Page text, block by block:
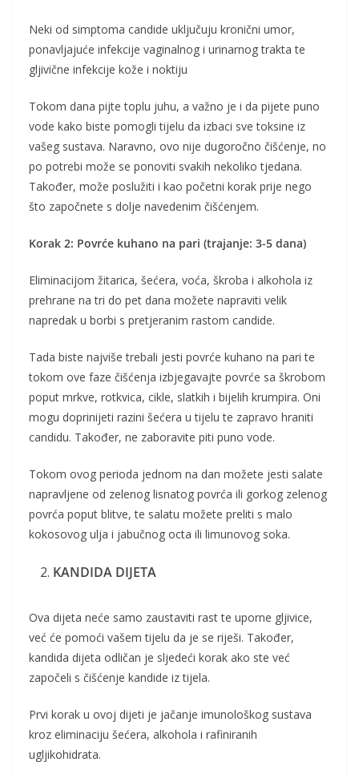
Neki od simptoma candide uključuju kronični umor,
ponavljajuće infekcije vaginalnog i urinarnog trakta te
gljivične infekcije kože i noktiju
Tokom dana pijte toplu juhu, a važno je i da pijete puno
vode kako biste pomogli tijelu da izbaci sve toksine iz
vašeg sustava. Naravno, ovo nije dugoročno čišćenje, no
po potrebi može se ponoviti svakih nekoliko tjedana.
Također, može poslužiti i kao početni korak prije nego
što započnete s dolje navedenim čišćenjem.
Korak 2: Povrće kuhano na pari (trajanje: 3-5 dana)
Eliminacijom žitarica, šećera, voća, škroba i alkohola iz
prehrane na tri do pet dana možete napraviti velik
napredak u borbi s pretjeranim rastom candide.
Tada biste najviše trebali jesti povrće kuhano na pari te
tokom ove faze čišćenja izbjegavajte povrće sa škrobom
poput mrkve, rotkvica, cikle, slatkih i bijelih krumpira. Oni
mogu doprinijeti razini šećera u tijelu te zapravo hraniti
candidu. Također, ne zaboravite piti puno vode.
Tokom ovog perioda jednom na dan možete jesti salate
napravljene od zelenog lisnatog povrća ili gorkog zelenog
povrća poput blitve, te salatu možete preliti s malo
kokosovog ulja i jabučnog octa ili limunovog soka.
KANDIDA DIJETA
Ova dijeta neće samo zaustaviti rast te uporne gljivice,
već će pomoći vašem tijelu da je se riješi. Također,
kandida dijeta odličan je sljedeći korak ako ste već
započeli s čišćenje kandide iz tijela.
Prvi korak u ovoj dijeti je jačanje imunološkog sustava
kroz eliminaciju šećera, alkohola i rafiniranih
ugljikohidrata.